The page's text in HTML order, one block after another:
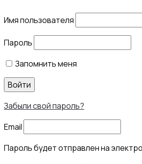
Имя пользователя
Пароль
Запомнить меня
Войти
Забыли свой пароль?
Email
Пароль будет отправлен на